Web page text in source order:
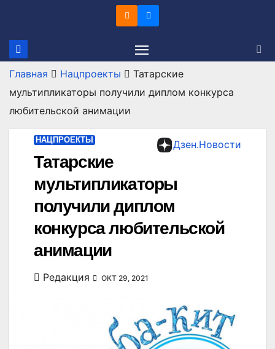
содержимому
Главная Нацпроекты
Татарские
мультипликаторы получили диплом конкурса
любительской анимации
Дзен.Новости
НАЦПРОЕКТЫ
Татарские
мультипликаторы
получили диплом
конкурса любительской
анимации
Редакция ОКТ 29, 2021